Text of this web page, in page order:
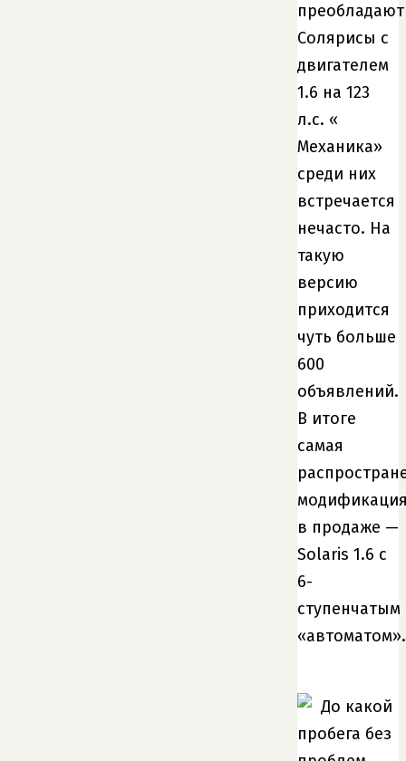
преобладают
Солярисы с
двигателем
1.6 на 123
л.с. «
Механика»
среди них
встречается
нечасто. На
такую
версию
приходится
чуть больше
600
объявлений.
В итоге
самая
в продаже —
Solaris 1.6 с
6-
ступенчатым
«автоматом».